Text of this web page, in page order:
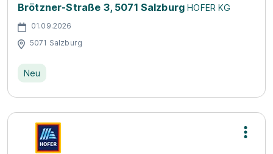
Brötzner-Straße 3, 5071 Salzburg HOFER KG
01.09.2026
5071 Salzburg
Neu